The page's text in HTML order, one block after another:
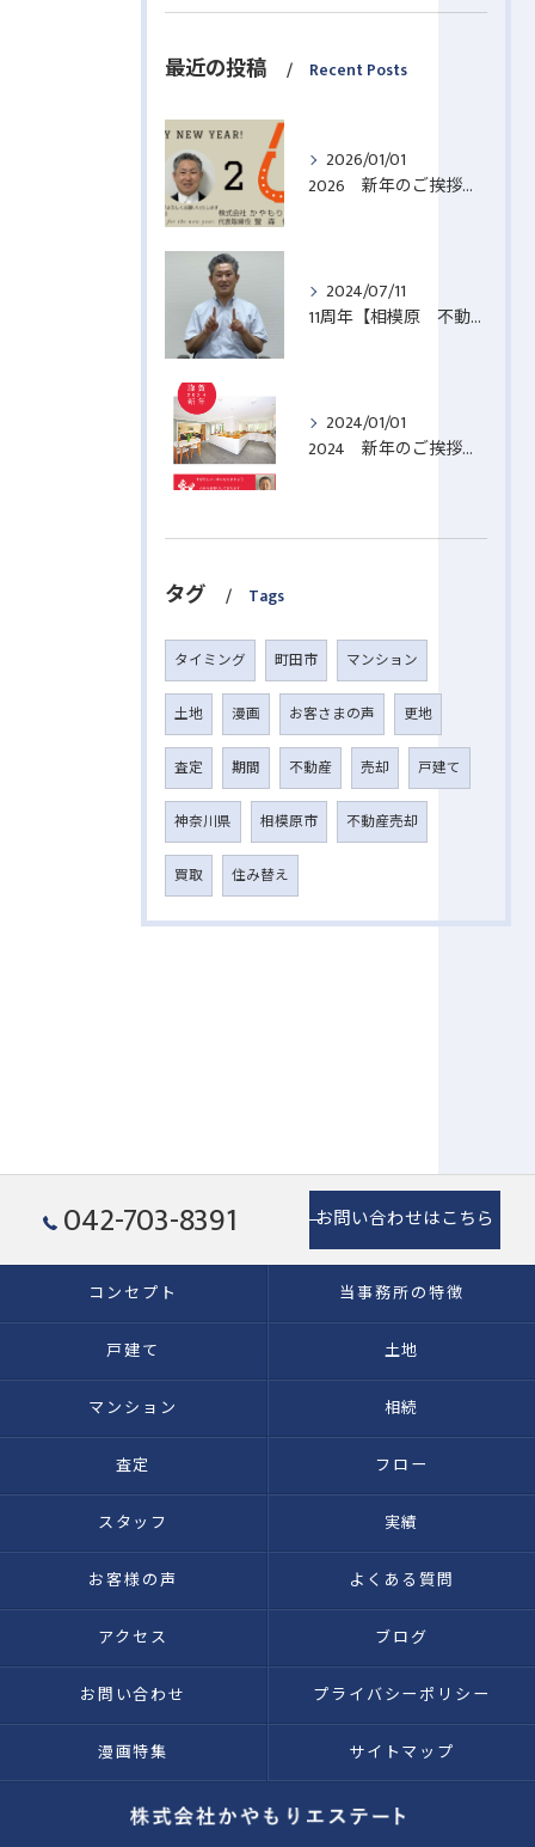
最近の投稿 Recent Posts
2026/01/01
2026 新年のご挨拶【相模原 不動産売却】
2024/07/11
11周年【相模原 不動産売却】
2024/01/01
2024 新年のご挨拶【相模原 不動産売却】
タグ Tags
タイミング 町田市 マンション
土地 漫画 お客さまの声 更地
査定 期間 不動産 売却 戸建て
神奈川県 相模原市 不動産売却
買取 住み替え
042-703-8391 お問い合わせはこちら
コンセプト 当事務所の特徴
戸建て 土地
マンション 相続
査定 フロー
スタッフ 実績
お客様の声 よくある質問
アクセス ブログ
お問い合わせ プライバシーポリシー
漫画特集 サイトマップ